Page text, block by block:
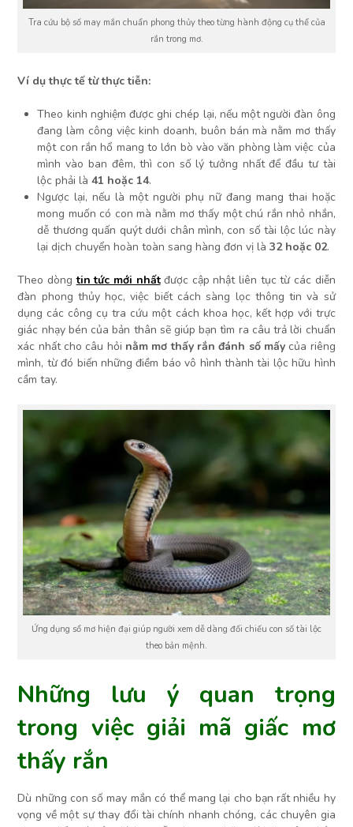
Tra cứu bộ số may mắn chuẩn phong thủy theo từng hành động cụ thể của
rắn trong mơ.
Ví dụ thực tế từ thực tiễn:
Theo kinh nghiệm được ghi chép lại, nếu một người đàn ông
đang làm công việc kinh doanh, buôn bán mà nằm mơ thấy
một con rắn hổ mang to lớn bò vào văn phòng làm việc của
mình vào ban đêm, thì con số lý tưởng nhất để đầu tư tài
lộc phải là41 hoặc 14.
Ngược lại, nếu là một người phụ nữ đang mang thai hoặc
mong muốn có con mà nằm mơ thấy một chú rắn nhỏ nhắn,
dễ thương quấn quýt dưới chân mình, con số tài lộc lúc này
lại dịch chuyển hoàn toàn sang hàng đơn vị là32 hoặc 02.
Theo dòngtin tức mới nhấtđược cập nhật liên tục từ các diễn
đàn phong thủy học, việc biết cách sàng lọc thông tin và sử
dụng các công cụ tra cứu một cách khoa học, kết hợp với trực
giác nhạy bén của bản thân sẽ giúp bạn tìm ra câu trả lời chuẩn
xác nhất cho câu hỏi nằm mơ thấy rắn đánh số mấycủa riêng
mình, từ đó biến những điềm báo vô hình thành tài lộc hữu hình
cầm tay.
Ứng dụng sổ mơ hiện đại giúp người xem dễ dàng đối chiếu con số tài lộc
theo bản mệnh.
Những lưu ý quan trọng
trong việc giải mã giấc mơ
thấy rắn
Dù những con số may mắn có thể mang lại cho bạn rất nhiều hy
vọng về một sự thay đổi tài chính nhanh chóng, các chuyên gia